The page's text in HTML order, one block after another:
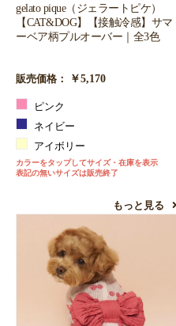
gelato pique（ジェラートピケ）
【CAT&DOG】【接触冷感】サマ
ーベア柄プルオーバー｜全3色
販売価格： ￥5,170
ピンク
ネイビー
アイボリー
カラーをタップしてサイズ・在庫を表示
表記の無いサイズは販売終了
もっと見る